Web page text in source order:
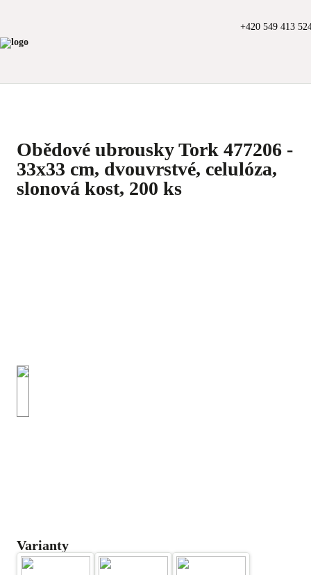
+420 549 413
Obědové ubrousky Tork 477206 -
33x33 cm, dvouvrstvé, celulóza,
slonová kost, 200 ks
Varianty